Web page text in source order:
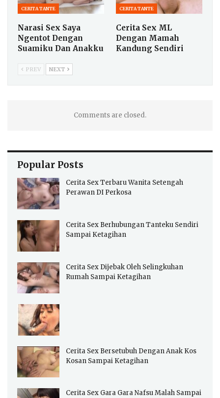
CERITA TANTE
Narasi Sex Saya
Ngentot Dengan
Suamiku Dan Anakku
CERITA TANTE
Cerita Sex ML
Dengan Mamah
Kandung Sendiri
PREV NEXT
Comments are closed.
Popular Posts
Cerita Sex Terbaru Wanita Setengah
Perawan DI Perkosa
Cerita Sex Berhubungan Tanteku Sendiri
Sampai Ketagihan
Cerita Sex Dijebak Oleh Selingkuhan
Rumah Sampai Ketagihan
Cerita Sex Bersetubuh Dengan Anak Kos
Kosan Sampai Ketagihan
Cerita Sex Gara Gara Nafsu Malah Sampai